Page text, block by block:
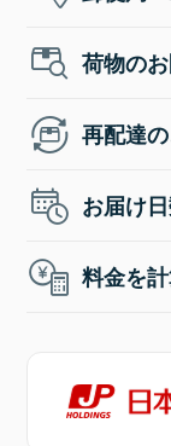
荷物の
再配達
お届け
料金を